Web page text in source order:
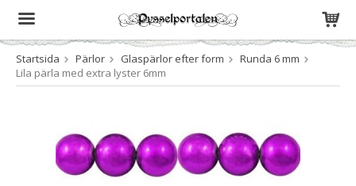
Produkten har blivit tillagd i varukorgen
Startsida Pärlor Glaspärlor efter form
Runda 6 mm
Lila pärla med extra lyster 6mm